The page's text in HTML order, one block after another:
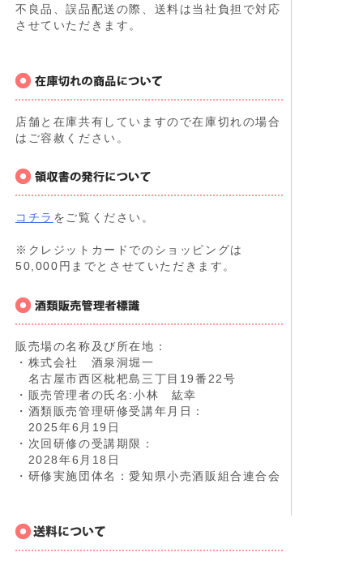
不良品、誤品配送の際、送料は当社負担で対応
させていただきます。
店舗と在庫共有していますので在庫切れの場合
はご容赦ください。
コチラ をご覧ください。
※クレジットカードでのショッピングは
50,000円までとさせていただきます。
販売場の名称及び所在地：
・株式会社 酒泉洞堀一
名古屋市西区枇杷島三丁目19番22号
・販売管理者の氏名:小林 紘幸
・酒類販売管理研修受講年月日：
2025年6月19日
・次回研修の受講期限：
2028年6月18日
・研修実施団体名：愛知県小売酒販組合連合会